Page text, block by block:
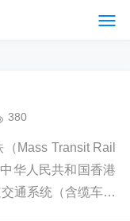
380
Mass Transit Rail
华人民共和国香港
通系统（含缆车和